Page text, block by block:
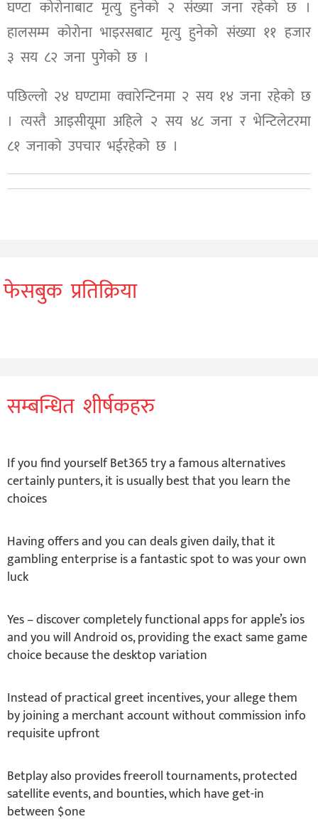
घण्टा कोरोनाबाट मृत्यु हुनेको २ संख्या जना रहेको छ ।
हालसम्म कोरोना भाइरसबाट मृत्यु हुनेको संख्या ११ हजार
३ सय ८२ जना पुगेको छ ।
पछिल्लो २४ घण्टामा क्वारेन्टिनमा २ सय १४ जना रहेको छ
। त्यस्तै आइसीयूमा अहिले २ सय ४८ जना र भेन्टिलेटरमा
८१ जनाको उपचार भईरहेको छ ।
फेसबुक प्रतिक्रिया
सम्बन्धित शीर्षकहरु
If you find yourself Bet365 try a famous alternatives
certainly punters, it is usually best that you learn the
choices
Having offers and you can deals given daily, that it
gambling enterprise is a fantastic spot to was your own
luck
Yes – discover completely functional apps for apple’s ios
and you will Android os, providing the exact same game
choice because the desktop variation
Instead of practical greet incentives, your allege them
by joining a merchant account without commission info
requisite upfront
Betplay also provides freeroll tournaments, protected
satellite events, and bounties, which have get-in
between $one